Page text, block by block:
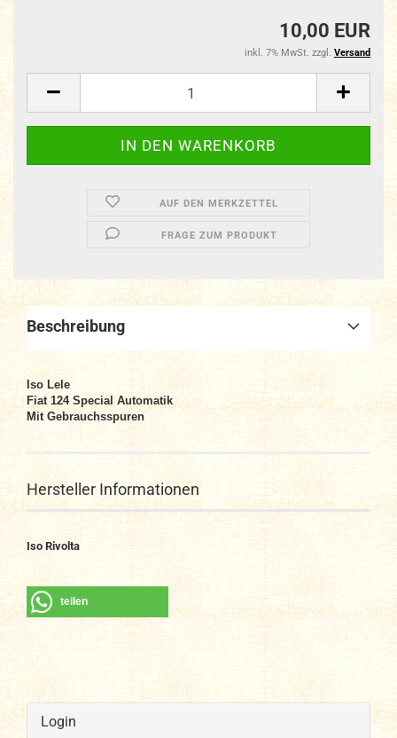
10,00 EUR
inkl. 7% MwSt. zzgl. Versand
AUF DEN MERKZETTEL
FRAGE ZUM PRODUKT
Beschreibung
Iso Lele
Fiat 124 Special Automatik
Mit Gebrauchsspuren
Hersteller Informationen
Iso Rivolta
teilen
Login